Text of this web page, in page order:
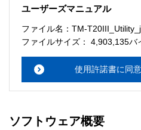
ご使用になれなかったこと、ま
ったことにより生じるいかなる
ものではありません。
ユーザーズマニュアル
ファイル名：TM-
ファイルサイズ： 4,903,135バ
使用許諾書に同
ソフトウェア概要